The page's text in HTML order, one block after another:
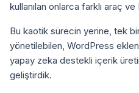
kullanılan onlarca farklı araç
Bu kaotik sürecin yerine, tek
yönetilebilen, WordPress
yapay zeka destekli içerik
geliştirdik.